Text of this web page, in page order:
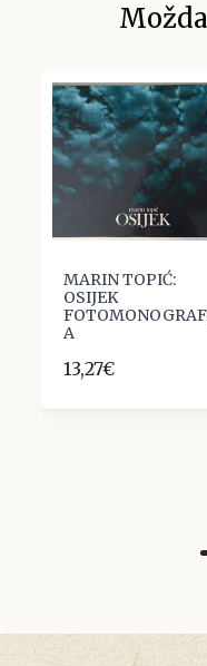
MARIN TOPIĆ:
OSIJEK
A
13,27€